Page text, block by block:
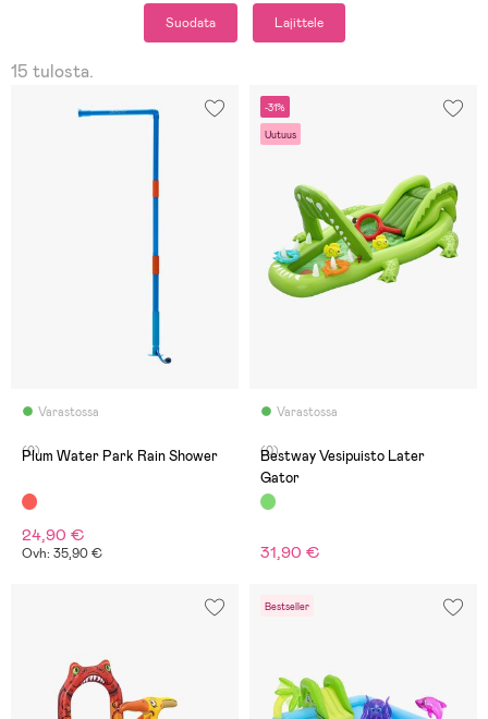
Suodata Lajittele
15 tulosta.
Varastossa
(0)
Plum Water Park Rain Shower
24,90 €
Ovh: 35,90 €
-31%
Uutuus
Varastossa
(0)
Bestway Vesipuisto Later
Gator
31,90 €
Bestseller